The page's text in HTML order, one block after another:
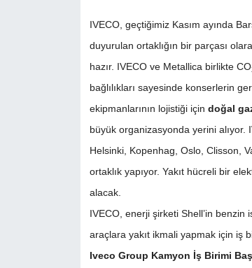
IVECO, geçtiğimiz Kasım ayında
duyurulan ortaklığın bir parçası
hazır. IVECO ve Metallica birlikte CO
bağlılıkları sayesinde konserlerin
ekipmanlarının lojistiği için doğal
büyük organizasyonda yerini alıyor.
Helsinki, Kopenhag, Oslo, Clisson,
ortaklık yapıyor. Yakıt hücreli bir
alacak.
IVECO, enerji şirketi Shell’in benzin
araçlara yakıt ikmali yapmak için iş
Iveco Group Kamyon İş Birimi